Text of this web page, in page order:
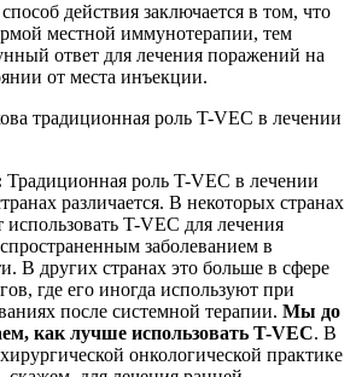
действия заключается в том, что
местной иммунотерапии, тем
ответ для лечения поражений на
от места инъекции.
традиционная роль T-VEC в лечении
Традиционная роль T-VEC в лечении
различается. В некоторых странах
использовать T-VEC для лечения
заболеванием в
В других странах это больше в сфере
где его иногда используют при
после системной терапии. Мы до
как лучше использовать T-VEC. В
онкологической практике